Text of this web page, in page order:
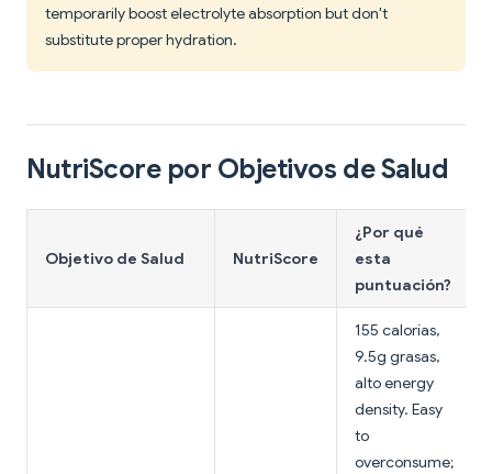
temporarily boost electrolyte absorption but don't
substitute proper hydration.
NutriScore por Objetivos de Salud
Objetivo de Salud NutriScore
¿Por qué
esta
puntuación?
155 calorías,
9.5g grasas,
alto energy
density. Easy
to
overconsume;